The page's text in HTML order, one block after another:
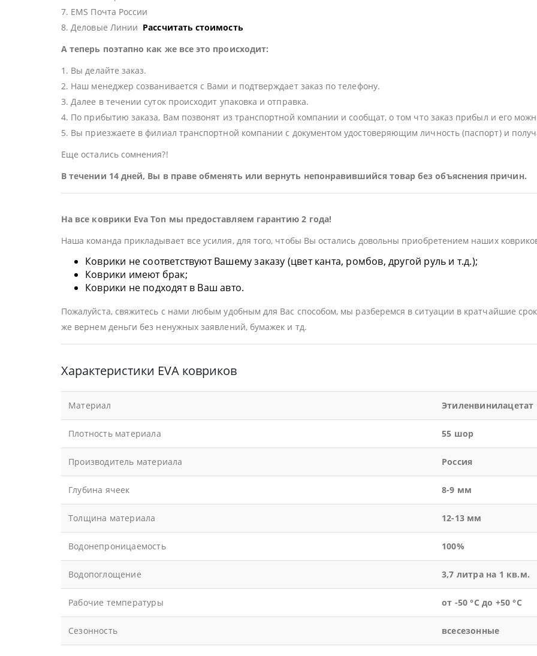
7. EMS Почта России
8. Деловые Линии Рассчитать стоимость
А теперь поэтапно как же все это происходит:
1. Вы делайте заказ.
2. Наш менеджер созванивается с Вами и подтверждает заказ по телефону.
3. Далее в течении суток происходит упаковка и отправка.
4. По прибытию заказа, Вам позвонят из транспортной компании и сообщат, о том что заказ прибыл и его
5. Вы приезжаете в филиал транспортной компании с документом удостоверяющим личность (паспорт) и
Еще остались сомнения?!
В течении 14 дней, Вы в праве обменять или вернуть непонравившийся товар без объяснения причин.
На все коврики Eva Ton мы предоставляем гарантию 2 года!
Наша команда прикладывает все усилия, для того, чтобы Вы остались довольны приобретением наших
Коврики не соответствуют Вашему заказу (цвет канта, ромбов, другой руль и т.д.);
Коврики имеют брак;
Коврики не подходят в Ваш авто.
Пожалуйста, свяжитесь с нами любым удобным для Вас способом, мы разберемся в ситуации в кратчайшие
же вернем деньги без ненужных заявлений, бумажек и тд.
Характеристики EVA ковриков
Материал Этиленвинилацетат
Плотность материала 55 шор
Производитель материала Россия
Глубина ячеек 8-9 мм
Толщина материала 12-13 мм
Водонепроницаемость 100%
Водопоглощение 3,7 литра на 1 кв.м.
Рабочие температуры от -50 °С до +50 °С
Сезонность всесезонные